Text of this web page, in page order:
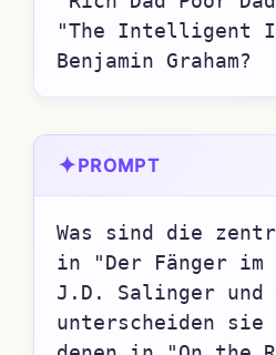
"The Intelligent
Benjamin Graham?
✦PROMPT
Was sind die
in "Der Fänger im
J.D. Salinger und
unterscheiden sie